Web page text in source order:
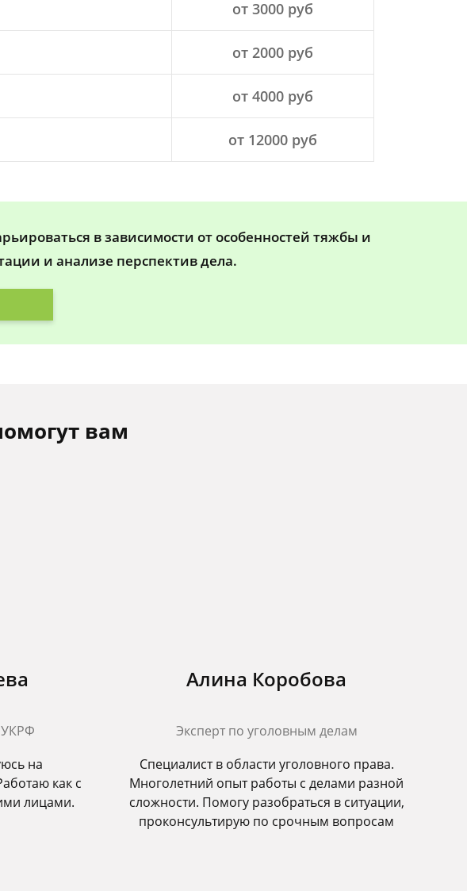
от 3000 руб
от 2000 руб
от 4000 руб
от 12000 руб
в зависимости от особенностей тяжбы и
и анализе перспектив дела.
вам
УКРФ
на
как с
лицами.
Алина Коробова
Эксперт по уголовным делам
Специалист в области уголовного права.
Многолетний опыт работы с делами разной
сложности. Помогу разобраться в ситуации,
проконсультирую по срочным вопросам